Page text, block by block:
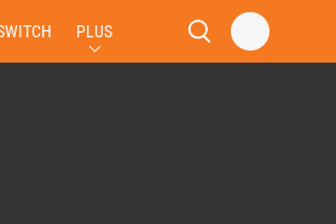
PLUS